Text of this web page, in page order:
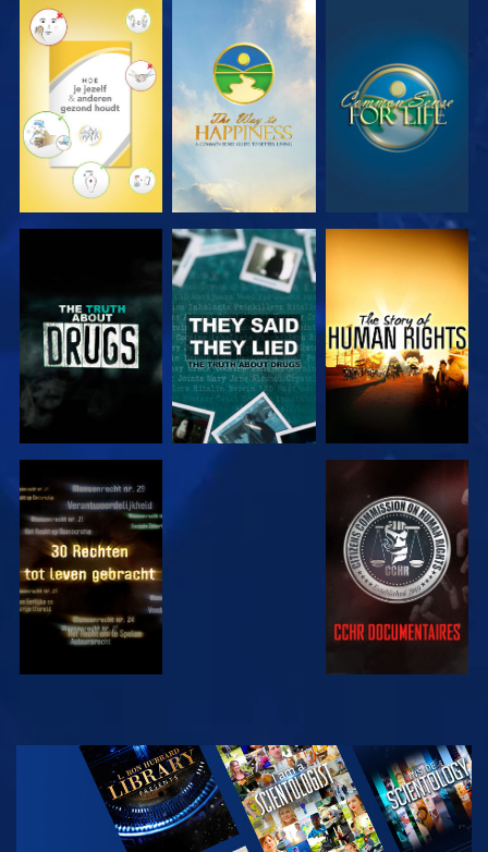
KIJK KIJK KIJK
KIJK KIJK
KIJK KIJK
KIJK
VERKEN DE
SERIE